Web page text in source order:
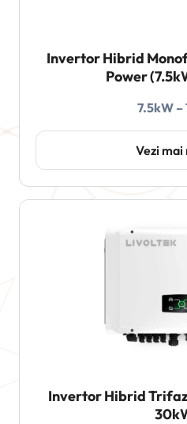
Invertor Hibrid
Power
7.5kW –
Vezi mai
Invertor Hibrid